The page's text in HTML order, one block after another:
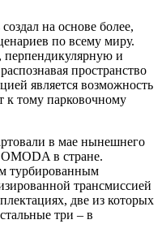
на основе более,
по всему миру.
перпендикулярную и
пространство
является возможность
к тому парковочному
в мае нынешнего
в стране.
турбированным
трансмиссией
две из которых
три – в